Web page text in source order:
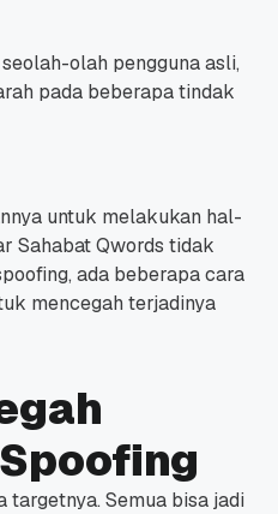
olah pengguna asli,
pada beberapa tindak
untuk melakukan hal-
Sahabat Qwords tidak
ada beberapa cara
mencegah terjadinya
Semua bisa jadi